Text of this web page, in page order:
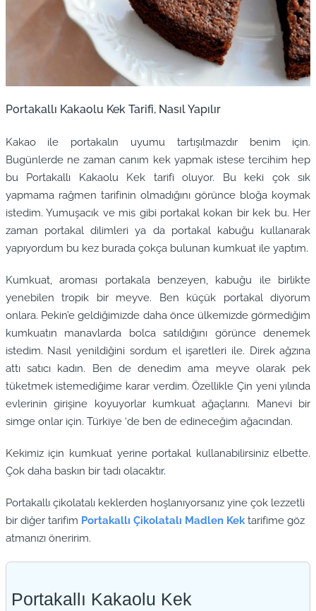
Portakallı Kakaolu Kek Tarifi, Nasıl Yapılır
Kakao ile portakalın uyumu tartışılmazdır benim için.
Bugünlerde ne zaman canım kek yapmak istese tercihim hep
bu Portakallı Kakaolu Kek tarifi oluyor. Bu keki çok sık
yapmama rağmen tarifinin olmadığını görünce bloğa koymak
istedim. Yumuşacık ve mis gibi portakal kokan bir kek bu. Her
zaman portakal dilimleri ya da portakal kabuğu kullanarak
yapıyordum bu kez burada çokça bulunan kumkuat ile yaptım.
Kumkuat, aroması portakala benzeyen, kabuğu ile birlikte
yenebilen tropik bir meyve. Ben küçük portakal diyorum
onlara. Pekin’e geldiğimizde daha önce ülkemizde görmediğim
kumkuatın manavlarda bolca satıldığını görünce denemek
istedim. Nasıl yenildiğini sordum el işaretleri ile. Direk ağzına
attı satıcı kadın. Ben de denedim ama meyve olarak pek
tüketmek istemediğime karar verdim. Özellikle Çin yeni yılında
evlerinin girişine koyuyorlar kumkuat ağaçlarını. Manevi bir
simge onlar için. Türkiye ‘de ben de edineceğim ağacından.
Kekimiz için kumkuat yerine portakal kullanabilirsiniz elbette.
Çok daha baskın bir tadı olacaktır.
Portakallı çikolatalı keklerden hoşlanıyorsanız yine çok lezzetli
bir diğer tarifim Portakallı Çikolatalı Madlen Kektarifime göz
atmanızı öneririm.
Portakallı Kakaolu Kek